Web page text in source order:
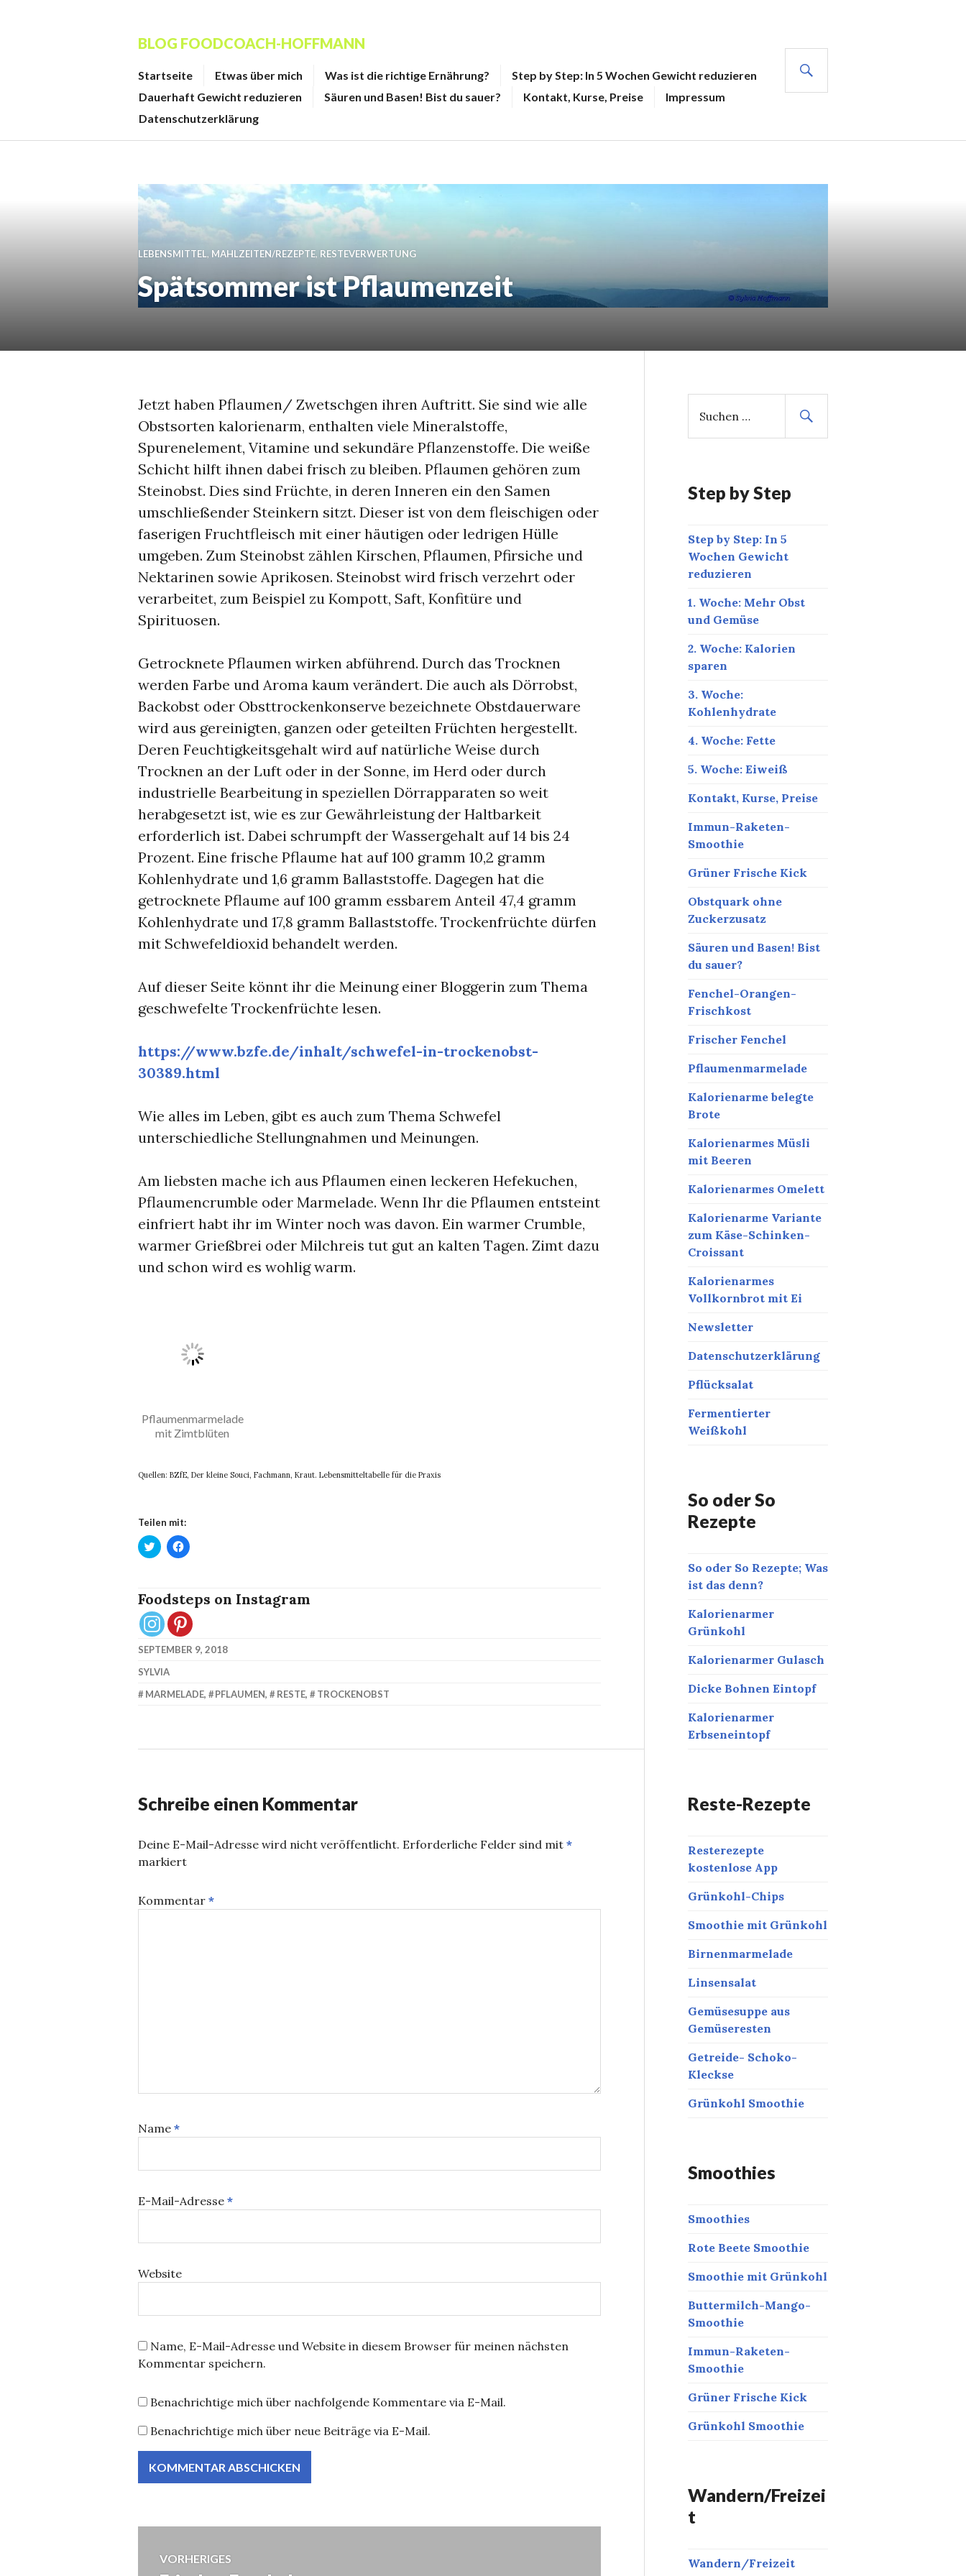
BLOG FOODCOACH-HOFFMANN
Startseite Etwas über mich Was ist die richtige Ernährung?
Step by Step: In 5 Wochen Gewicht reduzieren
Dauerhaft Gewicht reduzieren
Säuren und Basen! Bist du sauer? Kontakt, Kurse, Preise
Impressum
Datenschutzerklärung
LEBENSMITTEL, MAHLZEITEN/REZEPTE, RESTEVERWERTUNG
Spätsommer ist Pflaumenzeit
Jetzt haben Pflaumen/ Zwetschgen ihren Auftritt. Sie sind wie alle
Obstsorten kalorienarm, enthalten viele Mineralstoffe,
Spurenelement, Vitamine und sekundäre Pflanzenstoffe. Die weiße
Schicht hilft ihnen dabei frisch zu bleiben. Pflaumen gehören zum
Steinobst. Dies sind Früchte, in deren Inneren ein den Samen
umschließender Steinkern sitzt. Dieser ist von dem fleischigen oder
faserigen Fruchtfleisch mit einer häutigen oder ledrigen Hülle
umgeben. Zum Steinobst zählen Kirschen, Pflaumen, Pfirsiche und
Nektarinen sowie Aprikosen. Steinobst wird frisch verzehrt oder
verarbeitet, zum Beispiel zu Kompott, Saft, Konfitüre und
Spirituosen.
Getrocknete Pflaumen wirken abführend. Durch das Trocknen
werden Farbe und Aroma kaum verändert. Die auch als Dörrobst,
Backobst oder Obsttrockenkonserve bezeichnete Obstdauerware
wird aus gereinigten, ganzen oder geteilten Früchten hergestellt.
Deren Feuchtigkeitsgehalt wird auf natürliche Weise durch
Trocknen an der Luft oder in der Sonne, im Herd oder durch
industrielle Bearbeitung in speziellen Dörrapparaten so weit
herabgesetzt ist, wie es zur Gewährleistung der Haltbarkeit
erforderlich ist. Dabei schrumpft der Wassergehalt auf 14 bis 24
Prozent. Eine frische Pflaume hat auf 100 gramm 10,2 gramm
Kohlenhydrate und 1,6 gramm Ballaststoffe. Dagegen hat die
getrocknete Pflaume auf 100 gramm essbarem Anteil 47,4 gramm
Kohlenhydrate und 17,8 gramm Ballaststoffe. Trockenfrüchte dürfen
mit Schwefeldioxid behandelt werden.
Auf dieser Seite könnt ihr die Meinung einer Bloggerin zum Thema
geschwefelte Trockenfrüchte lesen.
https://www.bzfe.de/inhalt/schwefel-in-trockenobst-
30389.html
Wie alles im Leben, gibt es auch zum Thema Schwefel
unterschiedliche Stellungnahmen und Meinungen.
Am liebsten mache ich aus Pflaumen einen leckeren Hefekuchen,
Pflaumencrumble oder Marmelade. Wenn Ihr die Pflaumen entsteint
einfriert habt ihr im Winter noch was davon. Ein warmer Crumble,
warmer Grießbrei oder Milchreis tut gut an kalten Tagen. Zimt dazu
und schon wird es wohlig warm.
Pflaumenmarmelade
mit Zimtblüten
Quellen: BZfE, Der kleine Souci, Fachmann, Kraut. Lebensmitteltabelle für die Praxis
Teilen mit:
Klick,
um
teilen
(Wird
in
neuem
Fenster
geöffnet)
Klick,
um
(Wird
in
neuem
Fenster
geöffnet)
Foodsteps on Instagram
SEPTEMBER 9, 2018
SYLVIA
MARMELADE, PFLAUMEN, RESTE, TROCKENOBST
Schreibe einen Kommentar
Deine E-Mail-Adresse wird nicht veröffentlicht. Erforderliche Felder sind mit *
markiert
Kommentar *
Name *
E-Mail-Adresse *
Website
Name, E-Mail-Adresse und Website in diesem Browser für meinen nächsten
Kommentar speichern.
Benachrichtige mich über nachfolgende Kommentare via E-Mail.
Benachrichtige mich über neue Beiträge via E-Mail.
Beitragsnavigation
VORHERIGES
c
n
c
h
:
Step by Step
Step by Step: In 5
Wochen Gewicht
reduzieren
1. Woche: Mehr Obst
und Gemüse
2. Woche: Kalorien
sparen
3. Woche:
Kohlenhydrate
4. Woche: Fette
5. Woche: Eiweiß
Kontakt, Kurse, Preise
Immun-Raketen-
Smoothie
Grüner Frische Kick
Obstquark ohne
Zuckerzusatz
Säuren und Basen! Bist
du sauer?
Fenchel-Orangen-
Frischkost
Frischer Fenchel
Pflaumenmarmelade
Kalorienarme belegte
Brote
Kalorienarmes Müsli
mit Beeren
Kalorienarmes Omelett
Kalorienarme Variante
zum Käse-Schinken-
Croissant
Kalorienarmes
Vollkornbrot mit Ei
Newsletter
Datenschutzerklärung
Pflücksalat
Fermentierter
Weißkohl
So oder So
Rezepte
So oder So Rezepte; Was
ist das denn?
Kalorienarmer
Grünkohl
Kalorienarmer Gulasch
Dicke Bohnen Eintopf
Kalorienarmer
Erbseneintopf
Reste-Rezepte
Resterezepte
kostenlose App
Grünkohl-Chips
Smoothie mit Grünkohl
Birnenmarmelade
Linsensalat
Gemüsesuppe aus
Gemüseresten
Getreide- Schoko-
Kleckse
Grünkohl Smoothie
Smoothies
Smoothies
Rote Beete Smoothie
Smoothie mit Grünkohl
Buttermilch-Mango-
Smoothie
Immun-Raketen-
Smoothie
Grüner Frische Kick
Grünkohl Smoothie
Wandern/Freizei
t
Wandern/Freizeit